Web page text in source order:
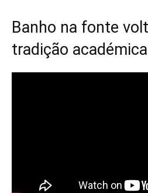
Banho na fonte
tradição académica